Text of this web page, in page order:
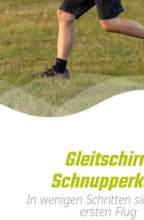
In wenigen Schritten
ersten Flug​